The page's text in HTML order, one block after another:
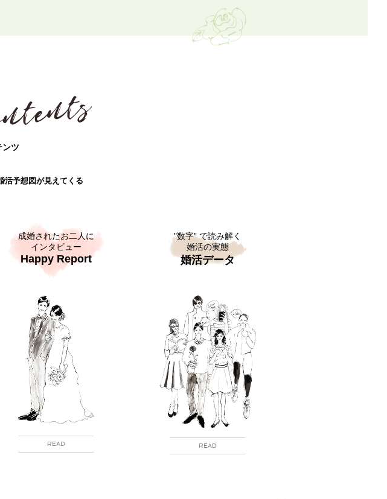
ンツ
活予想図が見えてくる
成婚されたお二人に
インタビュー
Happy Report
READ
"数字” で読み解く
婚活の実態
婚活データ
READ